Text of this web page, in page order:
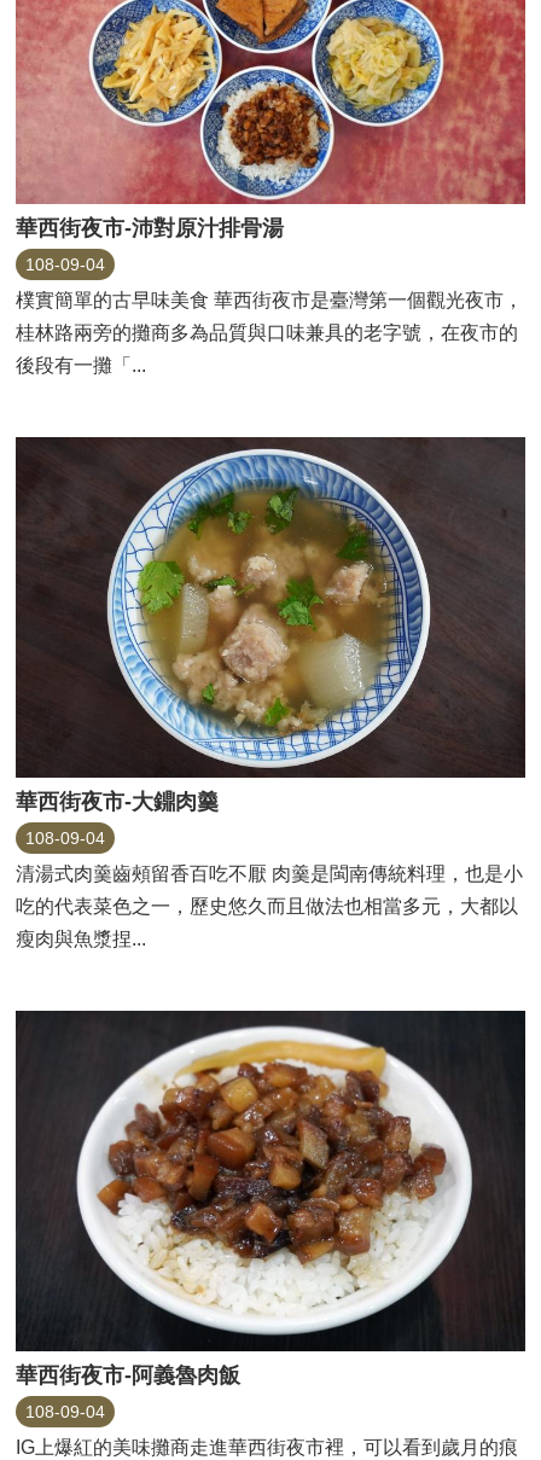
華西街夜市-沛對原汁排骨湯
108-09-04
樸實簡單的古早味美食 華西街夜市是臺灣第一個觀光夜市，
桂林路兩旁的攤商多為品質與口味兼具的老字號，在夜市的
後段有一攤「...
華西街夜市-大鐤肉羹
108-09-04
清湯式肉羹齒頰留香百吃不厭 肉羹是閩南傳統料理，也是小
吃的代表菜色之一，歷史悠久而且做法也相當多元，大都以
瘦肉與魚漿捏...
華西街夜市-阿義魯肉飯
108-09-04
IG上爆紅的美味攤商走進華西街夜市裡，可以看到歲月的痕